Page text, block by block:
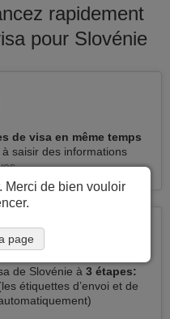
rapidement
pour Slovénie
de visa en même temps
saisir des informations
de Slovénie à 3 étapes:
étiquettes d’envoi et de
Merci de bien vouloir
page